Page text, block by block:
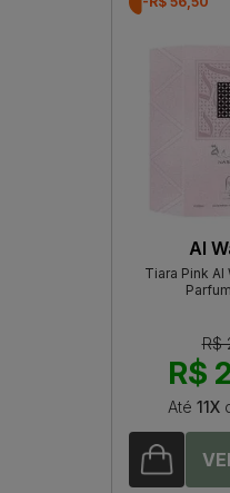
Al
Tiara Pink Al
R$
R$
Até 11X